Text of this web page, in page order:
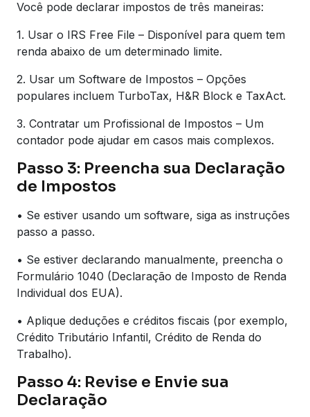
Você pode declarar impostos de três maneiras:
1. Usar o IRS Free File – Disponível para quem tem
renda abaixo de um determinado limite.
2. Usar um Software de Impostos – Opções
populares incluem TurboTax, H&R Block e TaxAct.
3. Contratar um Profissional de Impostos – Um
contador pode ajudar em casos mais complexos.
Passo 3: Preencha sua Declaração
de Impostos
• Se estiver usando um software, siga as instruções
passo a passo.
• Se estiver declarando manualmente, preencha o
Formulário 1040 (Declaração de Imposto de Renda
Individual dos EUA).
• Aplique deduções e créditos fiscais (por exemplo,
Crédito Tributário Infantil, Crédito de Renda do
Trabalho).
Passo 4: Revise e Envie sua
Declaração